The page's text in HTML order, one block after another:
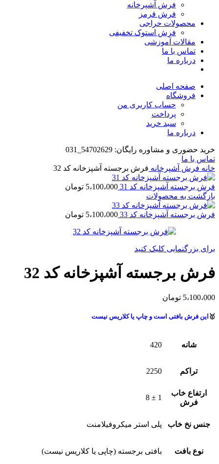
فرش آشپرخانه
فرش قرمز
محصولات حراجی
فرش استوک تخفیفی
مقالات آموزشی
تماس با ما
درباره ما
صفحه اصلی
فروشگاه
حساب کاربری من
پرداخت
سبد خرید
درباره ما
خرید حضوری و مشاوره رایگان: 54702629_031
تماس با ما
خانه فرش آشپرخانه فرش برجسته آشپزخانه کد 32
فرش برجسته آشپزخانه کد 31 5،100،000 تومان
بازگشت به محصولات
فرش برجسته آشپزخانه کد 33 5،100،000 تومان
برای بزرگنمایی کلیک کنید
فرش برجسته آشپزخانه کد 32
5،100،000 تومان
🥇 این فرش بافتی است و چاپ یا کلاریس نیست
شانه 420
تراکم 2250
ارتفاع خاب
فرش
1 ± 8
جنس نخ خاب پلی استر میکروفیلامنت
نوع بافت بافتی برجسته (چاپی یا کلاریس نیست)